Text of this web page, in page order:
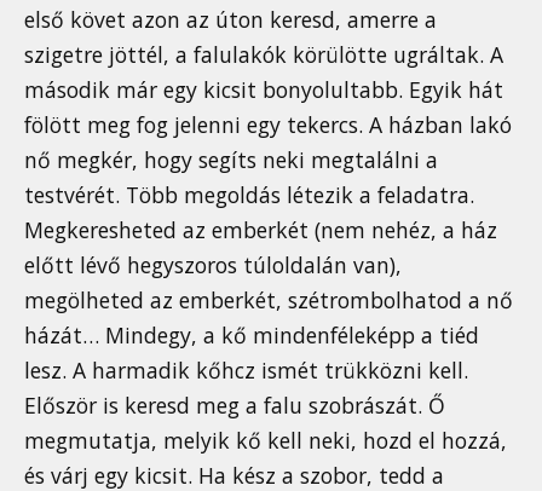
első követ azon az úton keresd, amerre a
szigetre jöttél, a falulakók körülötte ugráltak. A
második már egy kicsit bonyolultabb. Egyik hát
fölött meg fog jelenni egy tekercs. A házban lakó
nő megkér, hogy segíts neki megtalálni a
testvérét. Több megoldás létezik a feladatra.
Megkeresheted az emberkét (nem nehéz, a ház
előtt lévő hegyszoros túloldalán van),
megölheted az emberkét, szétrombolhatod a nő
házát… Mindegy, a kő mindenféleképp a tiéd
lesz. A harmadik kőhcz ismét trükközni kell.
Először is keresd meg a falu szobrászát. Ő
megmutatja, melyik kő kell neki, hozd el hozzá,
és várj egy kicsit. Ha kész a szobor, tedd a